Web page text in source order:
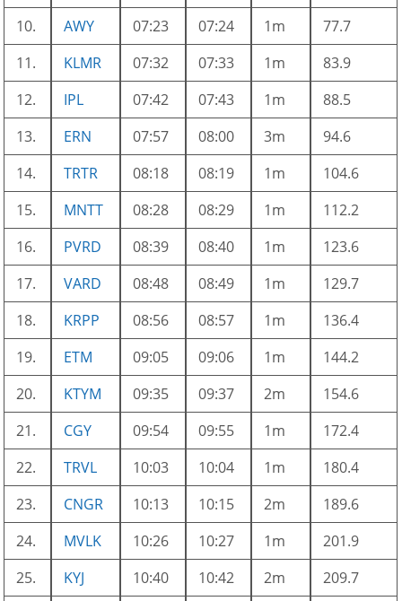
10.
AWY 07:23 07:24 1m
77.7
11.
KLMR 07:32 07:33 1m
83.9
12.
IPL 07:42 07:43 1m
88.5
13.
ERN 07:57 08:00 3m
94.6
14.
TRTR 08:18 08:19 1m
104.6
15.
MNTT 08:28 08:29 1m
112.2
16.
PVRD 08:39 08:40 1m
123.6
17.
VARD 08:48 08:49 1m
129.7
18.
KRPP 08:56 08:57 1m
136.4
19.
ETM 09:05 09:06 1m
144.2
20.
KTYM 09:35 09:37 2m
154.6
21.
CGY 09:54 09:55 1m
172.4
22.
TRVL 10:03 10:04 1m
180.4
23.
CNGR 10:13 10:15 2m
189.6
24.
MVLK 10:26 10:27 1m
201.9
25.
KYJ 10:40 10:42 2m
209.7